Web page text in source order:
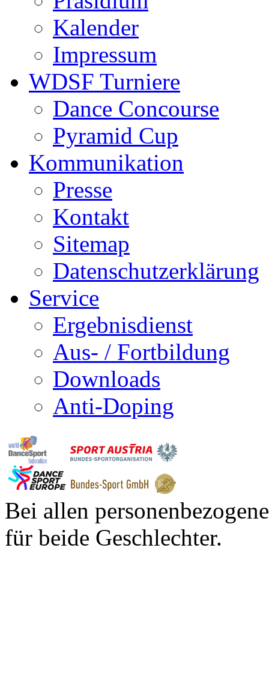
Kalender
Impressum
WDSF Turniere
Dance Concourse
Pyramid Cup
Kommunikation
Presse
Kontakt
Sitemap
Datenschutzerklärung
Service
Ergebnisdienst
Aus- / Fortbildung
Downloads
Anti-Doping
Bei allen
für beide Geschlechter.